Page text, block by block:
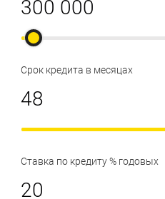
Срок кредита в месяцах
Ставка по кредиту % годовых